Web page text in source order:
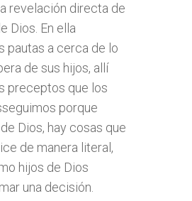
revelación directa de
Dios. En ella
pautas a cerca de lo
de sus hijos, allí
preceptos que los
porque
Dios, hay cosas que
de manera literal,
hijos de Dios
una decisión.